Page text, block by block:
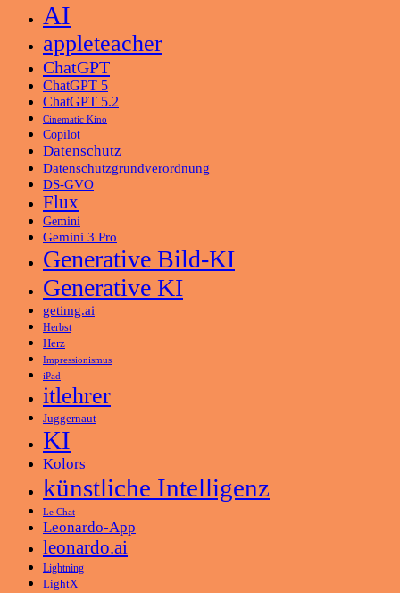
AI
appleteacher
ChatGPT
ChatGPT 5
ChatGPT 5.2
Cinematic Kino
Copilot
Datenschutz
Datenschutzgrundverordnung
DS-GVO
Flux
Gemini
Gemini 3 Pro
Generative Bild-KI
Generative KI
getimg.ai
Herbst
Herz
Impressionismus
iPad
itlehrer
Juggernaut
KI
Kolors
künstliche Intelligenz
Le Chat
Leonardo-App
leonardo.ai
Lightning
LightX